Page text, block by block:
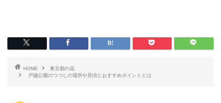
HOME
東京都の花
戸越公園のつつじの場所や見頃とおすすめポイントとは